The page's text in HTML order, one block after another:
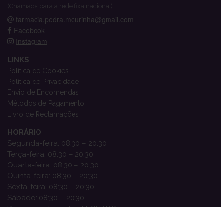
(Chamada para a rede fixa nacional)
farmacia.pedra.mourinha@gmail.com
Facebook
Instagram
LINKS
Política de Cookies
Política de Privacidade
Envio de Encomendas
Métodos de Pagamento
Livro de Reclamações
HORÁRIO
Segunda-feira: 08:30 – 20:30
Terça-feira: 08:30 – 20:30
Quarta-feira: 08:30 – 20:30
Quinta-feira: 08:30 – 20:30
Sexta-feira: 08:30 – 20:30
Sábado: 08:30 – 20:30